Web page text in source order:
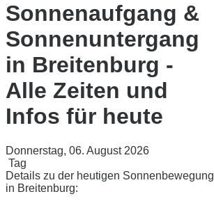
Sonnenaufgang &
Sonnenuntergang
in Breitenburg -
Alle Zeiten und
Infos für heute
Donnerstag, 06. August 2026
Tag
Details zu der heutigen Sonnenbewegung
in Breitenburg: